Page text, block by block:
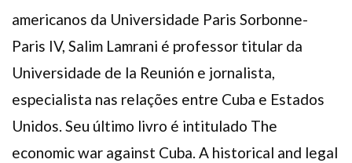
americanos da Universidade Paris Sorbonne-
Paris IV, Salim Lamrani é professor titular da
Universidade de la Reunión e jornalista,
especialista nas relações entre Cuba e Estados
Unidos. Seu último livro é intitulado The
economic war against Cuba. A historical and legal